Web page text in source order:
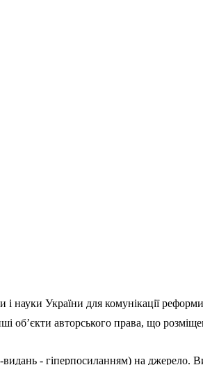
і науки України для комунікації
об’єкти авторського права, що
- гіперпосиланням) на джерело.